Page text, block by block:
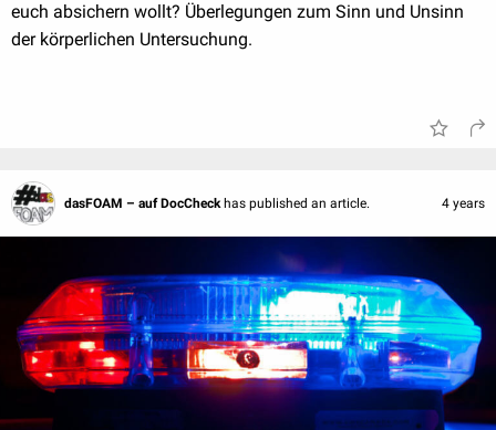
euch absichern wollt? Überlegungen zum Sinn und Unsinn
der körperlichen Untersuchung.
dasFOAM – auf DocCheck has published an article. 4 years